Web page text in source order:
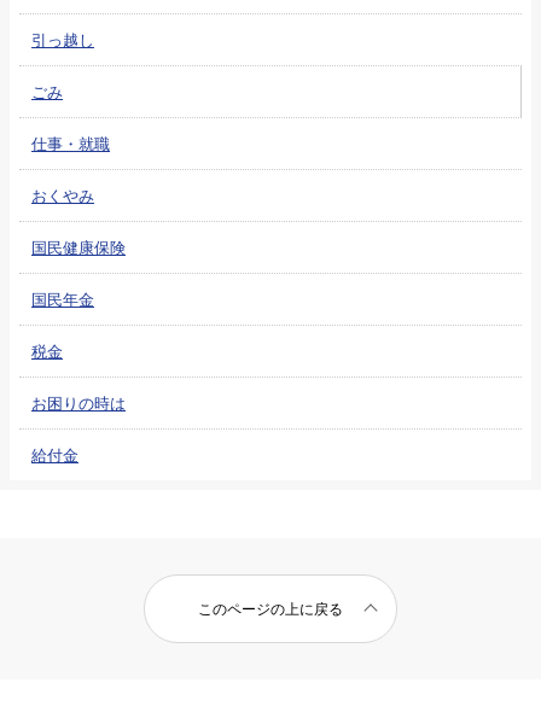
引っ越し
ごみ
仕事・就職
おくやみ
国民健康保険
国民年金
税金
お困りの時は
給付金
このページの上に戻る